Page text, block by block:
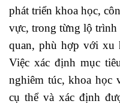
phát triển khoa học,
vực, trong từng lộ trình
quan, phù hợp với xu
Việc xác định mục
nghiêm túc, khoa học
cụ thể và xác định